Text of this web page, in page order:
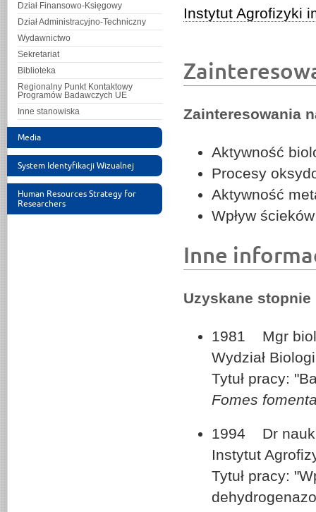
Dział Finansowo-Księgowy
Dział Administracyjno-Techniczny
Wydawnictwo
Sekretariat
Biblioteka
Regionalny Punkt Kontaktowy
Programów Badawczych UE
Inne stanowiska
Media
System Identyfikacji Wizualnej
Human Resources Strategy for
Researchers
Instytut Agrofizyki
Zainteresowania
Aktywność
Procesy
Aktywność
Wpływ
Inne
Uzyskane stopnie
1981 Mgr
Wydział
Tytuł pracy:
Fomes
1994 Dr nauk
Instytut
Tytuł pracy: